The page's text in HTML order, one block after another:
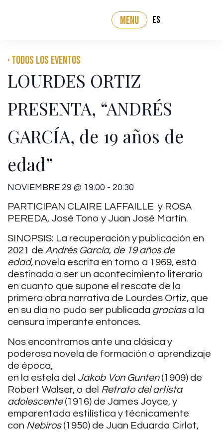
MENU ES
‹ Todos los eventos
LOURDES ORTIZ
PRESENTA, “ANDRÉS
GARCÍA, de 19 años de
edad”
NOVIEMBRE 29 @ 19:00 - 20:30
PARTICIPAN CLAIRE LAFFAILLE y ROSA
PEREDA, José Tono y Juan José Martín.
SINOPSIS: La recuperación y publicación en
2021 de Andrés García, de 19 años de
edad, novela escrita en torno a 1969, está
destinada a ser un acontecimiento literario
en cuanto que supone el rescate de la
primera obra narrativa de Lourdes Ortiz, que
en su día no pudo ser publicada graciasa la
censura imperante entonces.
Nos encontramos ante una clásica y
poderosa novela de formación o aprendizaje
de época,
en la estela del Jakob Von Gunten(1909) de
Robert Walser, o del Retrato del artista
adolescente(1916) de James Joyce, y
emparentada estilística y técnicamente
con Nebiros(1950) de Juan Eduardo Cirlot,